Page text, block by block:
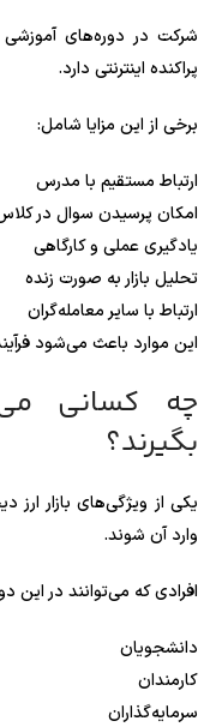
شرکت در دوره‌های
پراکنده اینترنتی دارد.
برخی از این مزایا شامل:
ارتباط مستقیم با مدرس
امکان پرسیدن سوال در
یادگیری عملی و کارگاهی
تحلیل بازار به صورت زنده
ارتباط با سایر معامله‌گران
این موارد باعث می‌شود
چه کسانی
بگیرند؟
یکی از ویژگی‌های بازار ارز
وارد آن شوند.
افرادی که می‌توانند در این
دانشجویان
کارمندان
سرمایه‌گذاران